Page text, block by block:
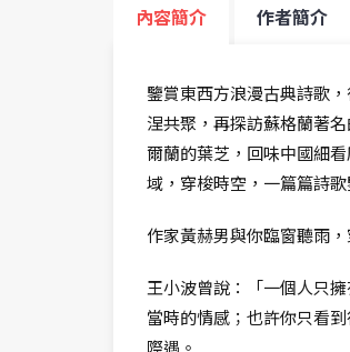
內容簡介 作者簡介
鑒賞東西方浪漫古典詩歌
涅共聚，再探訪蘇格蘭著
爾蘭的葉芝，回味中國細
域，穿梭時空，一篇篇詩
作家黃赫男與你臨窗聽雨
王小波曾說：「一個人只
當時的情感；也許你只看
際遇。